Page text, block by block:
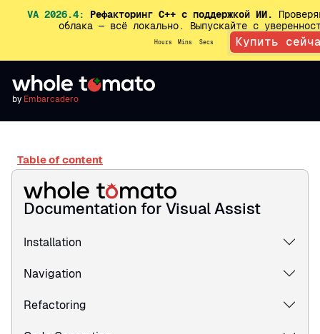
VA 2026.4: Рефакторинг C++ с поддержкой ИИ.
облака — всё локально. Выпускайте с
Hours Mins Secs Купить
by Embarcadero
Table of content
Documentation for Visual Assist
Installation
Navigation
Refactoring